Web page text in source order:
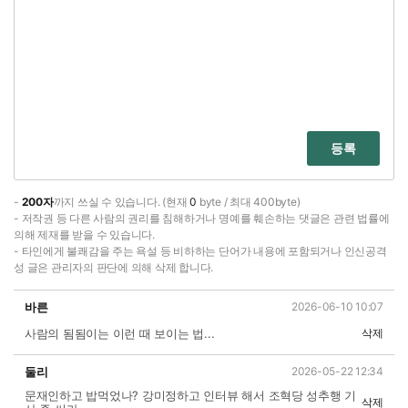
등록
- 200자까지 쓰실 수 있습니다. (현재0 byte / 최대 400byte)
- 저작권 등 다른 사람의 권리를 침해하거나 명예를 훼손하는 댓글은 관련 법률에
의해 제재를 받을 수 있습니다.
- 타인에게 불쾌감을 주는 욕설 등 비하하는 단어가 내용에 포함되거나 인신공격
성 글은 관리자의 판단에 의해 삭제 합니다.
바른 2026-06-10 10:07
사람의 됨됨이는 이런 때 보이는 법... 삭제
둘리 2026-05-22 12:34
문재인하고 밥먹었나? 강미정하고 인터뷰 해서 조혁당 성추행 기 삭제